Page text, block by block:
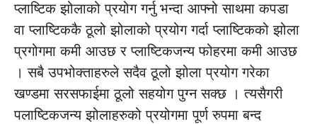
प्लाष्टिक झोलाको प्रयोग गर्नु भन्दा आफ्नो साथमा कपडा
वा प्लाष्टिककै ठूलो झोलाको प्रयोग गर्दा प्लाष्टिकको झोला
प्रगोगमा कमी आउछ र प्लाष्टिकजन्य फोहरमा कमी आउछ
। सबै उपभोक्ताहरुले सदैव ठूलो झोला प्रयोग गरेका
खण्डमा सरसफाईमा ठूलो सहयोग पुग्न सक्छ । त्यसैगरी
पलाष्टिकजन्य झोलाहरुको प्रयोगमा पूर्ण रुपमा बन्द